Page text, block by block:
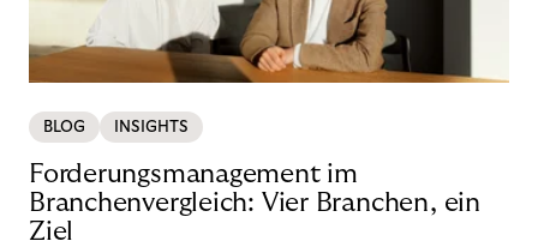
BLOG INSIGHTS
Forderungsmanagement im
Branchenvergleich: Vier Branchen, ein
Ziel